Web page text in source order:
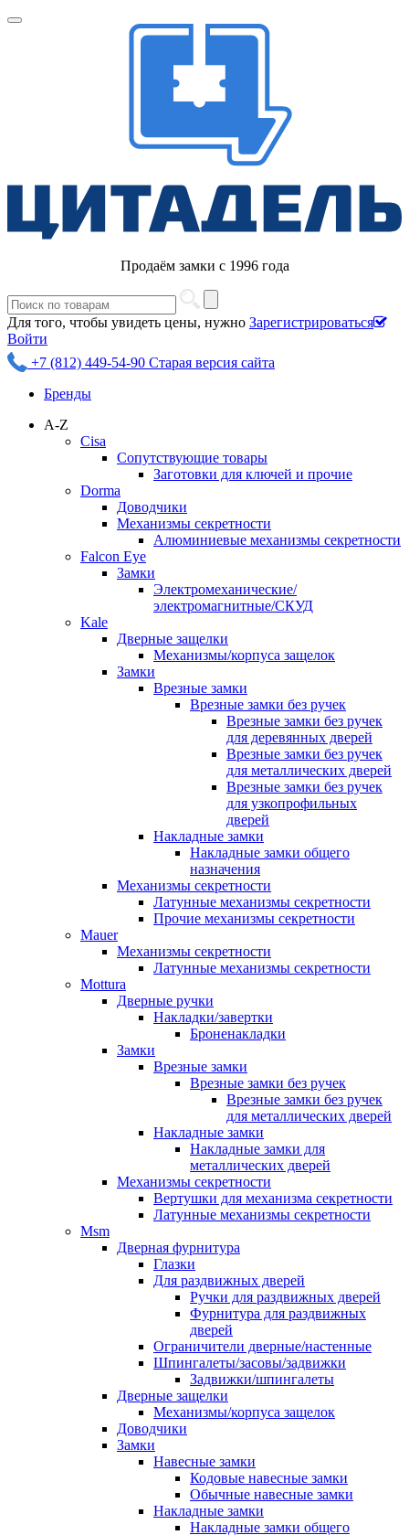
Продаём замки с 1996 года
Для того, чтобы увидеть цены, нужно Зарегистрироваться
Войти
+7 (812) 449-54-90 Старая версия сайта
Бренды
A-Z
Cisa
Сопутствующие товары
Заготовки для ключей и прочие
Dorma
Доводчики
Механизмы секретности
Алюминиевые механизмы секретности
Falcon Eye
Замки
Электромеханические/
электромагнитные/СКУД
Kale
Дверные защелки
Механизмы/корпуса защелок
Замки
Врезные замки
Врезные замки без ручек
Врезные замки без ручек
для деревянных дверей
Врезные замки без ручек
для металлических дверей
Врезные замки без ручек
для узкопрофильных
дверей
Накладные замки
Накладные замки общего
назначения
Механизмы секретности
Латунные механизмы секретности
Прочие механизмы секретности
Mauer
Механизмы секретности
Латунные механизмы секретности
Mottura
Дверные ручки
Накладки/завертки
Броненакладки
Замки
Врезные замки
Врезные замки без ручек
Врезные замки без ручек
для металлических дверей
Накладные замки
Накладные замки для
металлических дверей
Механизмы секретности
Вертушки для механизма секретности
Латунные механизмы секретности
Msm
Дверная фурнитура
Глазки
Для раздвижных дверей
Ручки для раздвижных дверей
Фурнитура для раздвижных
дверей
Ограничители дверные/настенные
Шпингалеты/засовы/задвижки
Задвижки/шпингалеты
Дверные защелки
Механизмы/корпуса защелок
Доводчики
Замки
Навесные замки
Кодовые навесные замки
Обычные навесные замки
Накладные замки
Накладные замки общего